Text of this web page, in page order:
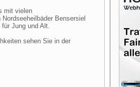
mit vielen
Bensersiel
Jung und Alt.
sehen Sie in der